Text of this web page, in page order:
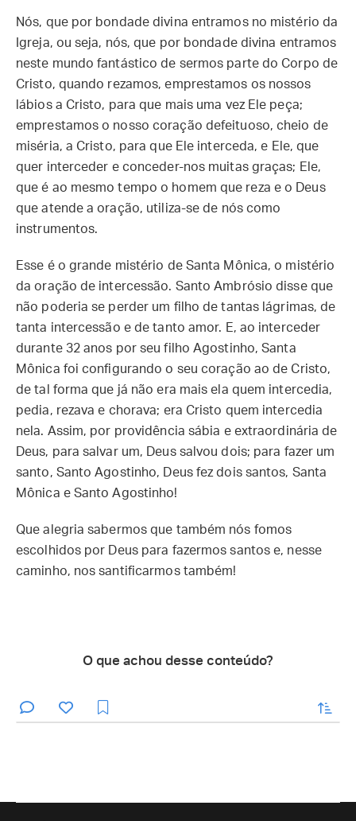
Nós, que por bondade divina entramos no mistério da
Igreja, ou seja, nós, que por bondade divina entramos
neste mundo fantástico de sermos parte do Corpo de
Cristo, quando rezamos, emprestamos os nossos
lábios a Cristo, para que mais uma vez Ele peça;
emprestamos o nosso coração defeituoso, cheio de
miséria, a Cristo, para que Ele interceda, e Ele, que
quer interceder e conceder-nos muitas graças; Ele,
que é ao mesmo tempo o homem que reza e o Deus
que atende a oração, utiliza-se de nós como
instrumentos.
Esse é o grande mistério de Santa Mônica, o mistério
da oração de intercessão. Santo Ambrósio disse que
não poderia se perder um filho de tantas lágrimas, de
tanta intercessão e de tanto amor. E, ao interceder
durante 32 anos por seu filho Agostinho, Santa
Mônica foi configurando o seu coração ao de Cristo,
de tal forma que já não era mais ela quem intercedia,
pedia, rezava e chorava; era Cristo quem intercedia
nela. Assim, por providência sábia e extraordinária de
Deus, para salvar um, Deus salvou dois; para fazer um
santo, Santo Agostinho, Deus fez dois santos, Santa
Mônica e Santo Agostinho!
Que alegria sabermos que também nós fomos
escolhidos por Deus para fazermos santos e, nesse
caminho, nos santificarmos também!
O que achou desse conteúdo?
enviar